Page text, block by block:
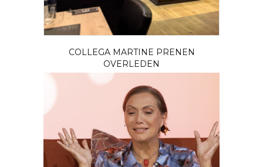
COLLEGA MARTINE PRENEN
OVERLEDEN